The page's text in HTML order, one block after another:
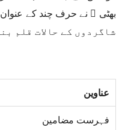
بھٹی ﷫ نے حرف چند کے
شاگردوں کے حالات قلم
عناوین
فہرست مضامین